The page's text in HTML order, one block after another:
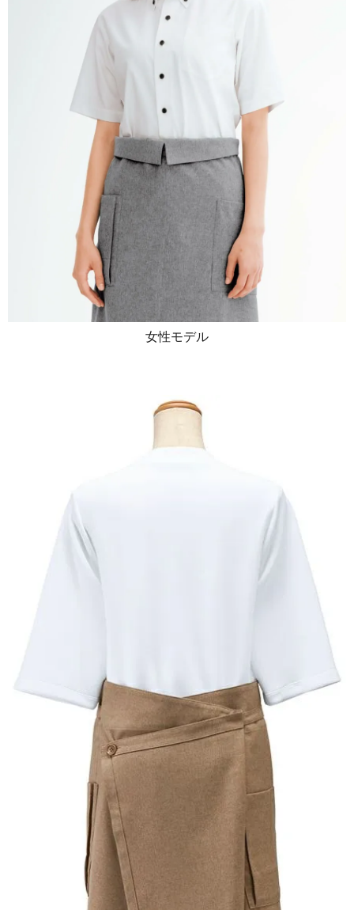
女性モデル